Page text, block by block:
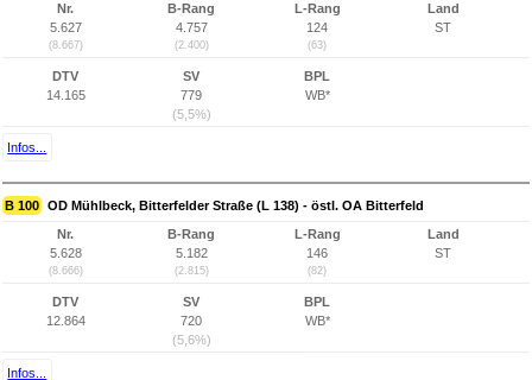
Nr.
5.627
(8.667)
B-Rang
4.757
(2.400)
L-Rang
124
(63)
Land
ST
DTV
14.165
SV
779
(5,5%)
BPL
WB*
Infos...
B 100 OD Mühlbeck, Bitterfelder Straße (L 138) - östl. OA Bitterfeld
Nr.
5.628
(8.666)
B-Rang
5.182
(2.815)
L-Rang
146
(82)
Land
ST
DTV
12.864
SV
720
(5,6%)
BPL
WB*
Infos...